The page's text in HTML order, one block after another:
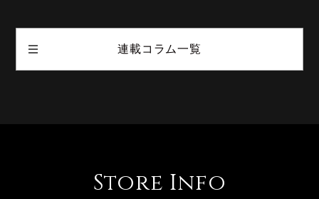
連載コラム一覧
Store Info